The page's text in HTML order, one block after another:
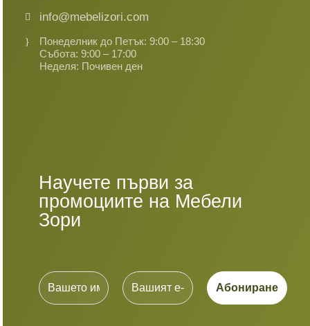
info@mebelizori.com
Понеделник до Петък: 9:00 – 18:30
Събота: 9:00 – 17:00
Неделя: Почивен ден
Научете първи за
промоциите на Мебели
Зори